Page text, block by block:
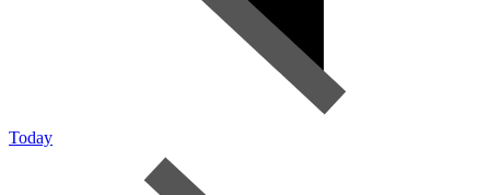
Today